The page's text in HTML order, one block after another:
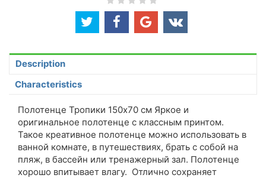
Description
Characteristics
Полотенце Тропики 150х70 см Яркое и
оригинальное полотенце с классным принтом.
Такое креативное полотенце можно использовать в
ванной комнате, в путешествиях, брать с собой на
пляж, в бассейн или тренажерный зал. Полотенце
хорошо впитывает влагу. Отлично сохраняет